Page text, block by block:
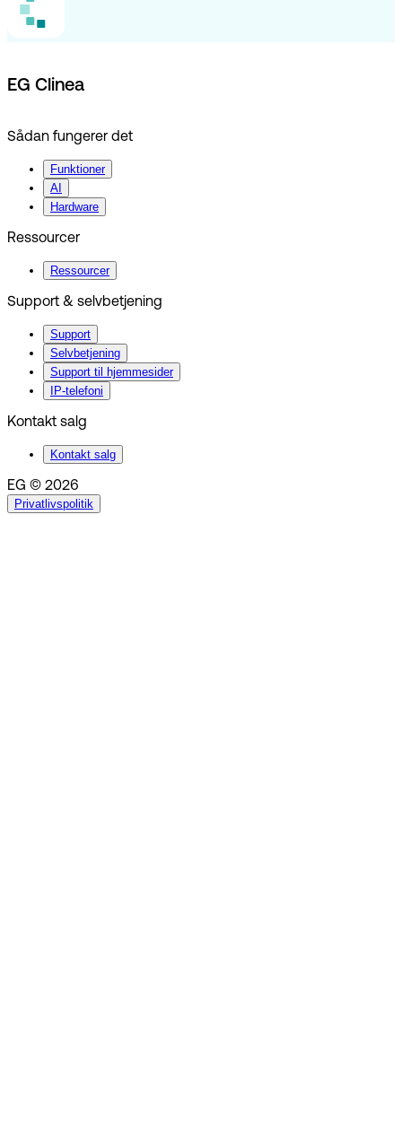
EG Clinea
Sådan fungerer det
Funktioner
AI
Hardware
Ressourcer
Ressourcer
Support & selvbetjening
Support
Selvbetjening
Support til hjemmesider
IP-telefoni
Kontakt salg
Kontakt salg
EG © 2026
Privatlivspolitik